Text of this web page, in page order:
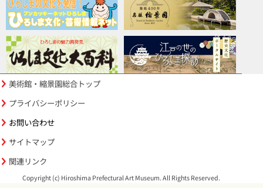
美術館・縮景園総合トップ
プライバシーポリシー
お問い合わせ
サイトマップ
関連リンク
Copyright (c) Hiroshima Prefectural Art Museum. All Rights Reserved.